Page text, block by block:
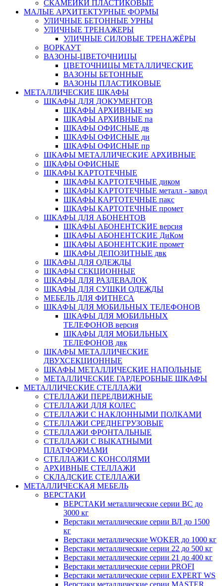
СКАМЕЙКИ ПЛАСТИКОВЫЕ
МАЛЫЕ АРХИТЕКТУРНЫЕ ФОРМЫ
УЛИЧНЫЕ БЕТОННЫЕ УРНЫ
УЛИЧНЫЕ ТРЕНАЖЕРЫ
УЛИЧНЫЕ СИЛОВЫЕ ТРЕНАЖЁРЫ
ВОРКАУТ
ВАЗОНЫ-ЦВЕТОЧНИЦЫ
ЦВЕТОЧНИЦЫ МЕТАЛЛИЧЕСКИЕ
ВАЗОНЫ БЕТОННЫЕ
ВАЗОНЫ ПЛАСТИКОВЫЕ
МЕТАЛЛИЧЕСКИЕ ШКАФЫ
ШКАФЫ ДЛЯ ДОКУМЕНТОВ
ШКАФЫ АРХИВНЫЕ мз
ШКАФЫ АРХИВНЫЕ па
ШКАФЫ ОФИСНЫЕ дв
ШКАФЫ ОФИСНЫЕ ди
ШКАФЫ ОФИСНЫЕ пр
ШКАФЫ МЕТАЛЛИЧЕСКИЕ АРХИВНЫЕ
ШКАФЫ ОФИСНЫЕ
ШКАФЫ КАРТОТЕЧНЫЕ
ШКАФЫ КАРТОТЕЧНЫЕ диком
ШКАФЫ КАРТОТЕЧНЫЕ металл - завод
ШКАФЫ КАРТОТЕЧНЫЕ пакс
ШКАФЫ КАРТОТЕЧНЫЕ промет
ШКАФЫ ДЛЯ АБОНЕНТОВ
ШКАФЫ АБОНЕНТСКИЕ версия
ШКАФЫ АБОНЕНТСКИЕ ДиКом
ШКАФЫ АБОНЕНТСКИЕ промет
ШКАФЫ ДЕПОЗИТНЫЕ двк
ШКАФЫ ДЛЯ ОДЕЖДЫ
ШКАФЫ СЕКЦИОННЫЕ
ШКАФЫ ДЛЯ РАЗДЕВАЛОК
ШКАФЫ ДЛЯ СУШКИ ОДЕЖДЫ
МЕБЕЛЬ ДЛЯ ФИТНЕСА
ШКАФЫ ДЛЯ МОБИЛЬНЫХ ТЕЛЕФОНОВ
ШКАФЫ ДЛЯ МОБИЛЬНЫХ
ТЕЛЕФОНОВ версия
ШКАФЫ ДЛЯ МОБИЛЬНЫХ
ТЕЛЕФОНОВ двк
ШКАФЫ МЕТАЛЛИЧЕСКИЕ
ДВУХСЕКЦИОННЫЕ
ШКАФЫ МЕТАЛЛИЧЕСКИЕ НАПОЛЬНЫЕ
МЕТАЛЛИЧЕСКИЕ ГАРДЕРОБНЫЕ ШКАФЫ
МЕТАЛЛИЧЕСКИЕ СТЕЛЛАЖИ
СТЕЛЛАЖИ ПЕРЕДВИЖНЫЕ
СТЕЛЛАЖИ ДЛЯ КОЛЕС
СТЕЛЛАЖИ С НАКЛОННЫМИ ПОЛКАМИ
СТЕЛЛАЖИ СРЕДНЕГРУЗОВЫЕ
СТЕЛЛАЖИ ФРОНТАЛЬНЫЕ
СТЕЛЛАЖИ С ВЫКАТНЫМИ
ПЛАТФОРМАМИ
СТЕЛЛАЖИ С КОНСОЛЯМИ
АРХИВНЫЕ СТЕЛЛАЖИ
СКЛАДСКИЕ СТЕЛЛАЖИ
МЕТАЛЛИЧЕСКАЯ МЕБЕЛЬ
ВЕРСТАКИ
ВЕРСТАКИ металлические серии ВС до
3000 кг
Верстаки металлические серии ВЛ до 1500
кг
Верстаки металлические WOKER до 1000 кг
Верстаки металлические серии 22 до 500 кг
Верстаки металлические серии 21 до 400 кг
Верстаки металлические серии PROFI
Верстаки металлические серии EXPERT WS
Верстаки металлические серии MASTER